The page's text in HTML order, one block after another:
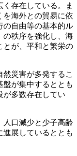
存在している。ま
を海外との貿易に依
の自由等の基本的ル
の秩序を強化し、海
とが、平和と繁栄の
災害が多発するこ
盤が集中するととも
が多数存在してい
口減少と少子高齢
展しているととも